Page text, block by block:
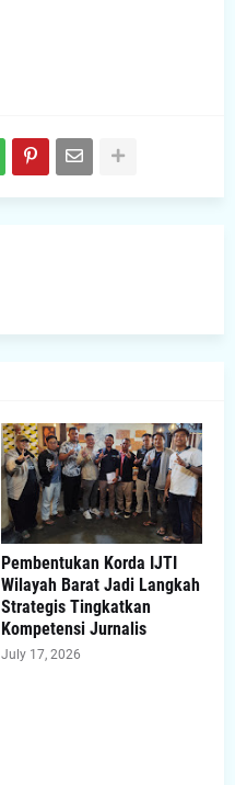
Pembentukan Korda IJTI
Wilayah Barat Jadi Langkah
Strategis Tingkatkan
Kompetensi Jurnalis
July 17, 2026